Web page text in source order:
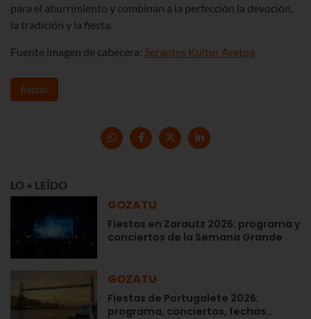
para el aburrimiento y combinan a la perfección la devoción,
la tradición y la fiesta.
Fuente imagen de cabecera: Serantes Kultur Aretoa
fiestas
LO + LEÍDO
GOZATU
Fiestas en Zarautz 2026: programa y
conciertos de la Semana Grande
GOZATU
Fiestas de Portugalete 2026:
programa, conciertos, fechas…